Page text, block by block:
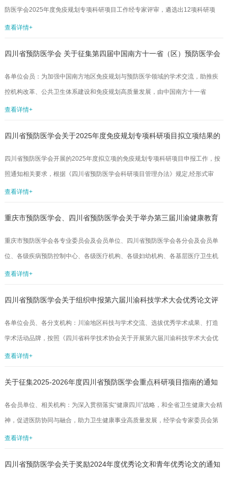
防医学会2025年度免疫规划专项科研项目工作经专家评审，遴选出12项科研项
目，并于2025年8月1日-8月7日对拟立项项目进行公示，公示结果无异议。据
建立遂宁市水痘疫情实时预警及疫苗干预效果模型的研究》等12项项目予以立项
查看详情+
四川省预防医学会 关于征集第四届中国南方十一省（区）预防医学会
免疫与预防区域协同学术大会学术论文、最佳实践案例的通知
各单位会员：为加强中国南方地区免疫规划与预防医学领域的学术交流，助推疾
控机构改革、公共卫生体系建设和免疫规划高质量发展，由中国南方十一省
（区）预防医学会联合主办的“第四届中国南方十一省（区）预防医学会免疫与预
省从事免疫规划、疾病预防控制、疫苗研究及相关领域的专家学者、科研人员、
查看详情+
四川省预防医学会关于2025年度免疫规划专项科研项目拟立项结果的
公示
四川省预防医学会开展的2025年度拟立项的免疫规划专项科研项目申报工作，按
照通知相关要求，根据《四川省预防医学会科研项目管理办法》规定,经形式审
查、专家评审，最终遴选出12项课题拟立项资助，现予以公示，公示期为2025年
不予受理。四川省预防医学会科技发展部：scsyfyxhkjb@163.com2025免疫规划
查看详情+
重庆市预防医学会、四川省预防医学会关于举办第三届川渝健康教育
大会暨首届川渝健康科普作品征集大赛的通知（第一轮）
重庆市预防医学会各专业委员会及会员单位、四川省预防医学会各分会及会员单
位、各级疾病预防控制中心、各级医疗机构、各级妇幼机构、各基层医疗卫生机
构、科研院所、高等医学院校及各有关单位：为进一步加快川渝卫生健康一体化
教育事业高质量发展，向公众普及健康知识，促进川渝群众健康素养水平提升，
查看详情+
四川省预防医学会关于组织申报第六届川渝科技学术大会优秀论文评
选工作的通知
各单位会员、各分支机构：川渝地区科技与学术交流、选拔优秀学术成果、打造
学术活动品牌，按照《四川省科学技术协会关于开展第六届川渝科技学术大会优
秀论文评选工作的通知》（川科协发〔2025〕60号）相关要求，经学会研究，将
（一）论文申报单位需为学会单位会员或申报人为学会个人会员。（二）凡2024
查看详情+
关于征集2025-2026年度四川省预防医学会重点科研项目指南的通知
各会员单位、相关机构：为深入贯彻落实“健康四川”战略，和全省卫生健康大会精
神，促进医防协同与融合，助力卫生健康事业高质量发展，经学会专家委员会第
一次工作会议研究，提出了学会2025-2026年度重点科研方向。为做好学会重点
征集范围本次征集围绕四川省公共卫生与预防医学重大任务，结合学会年度科研
查看详情+
四川省预防医学会关于奖励2024年度优秀论文和青年优秀论文的通知